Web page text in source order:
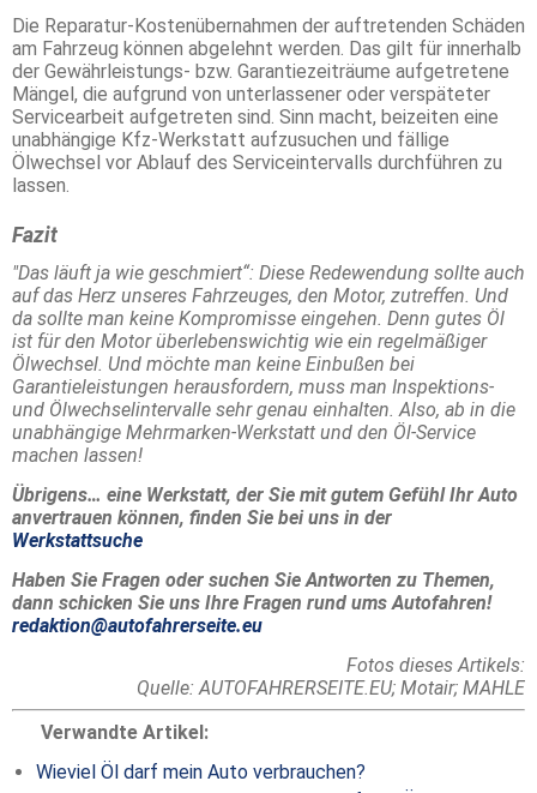
Die Reparatur-Kostenübernahmen der auftretenden Schäden
am Fahrzeug können abgelehnt werden. Das gilt für innerhalb
der Gewährleistungs- bzw. Garantiezeiträume aufgetretene
Mängel, die aufgrund von unterlassener oder verspäteter
Servicearbeit aufgetreten sind. Sinn macht, beizeiten eine
unabhängige Kfz-Werkstatt aufzusuchen und fällige
Ölwechsel vor Ablauf des Serviceintervalls durchführen zu
lassen.
Fazit
"Das läuft ja wie geschmiert“: Diese Redewendung sollte auch
auf das Herz unseres Fahrzeuges, den Motor, zutreffen. Und
da sollte man keine Kompromisse eingehen. Denn gutes Öl
ist für den Motor überlebenswichtig wie ein regelmäßiger
Ölwechsel. Und möchte man keine Einbußen bei
Garantieleistungen herausfordern, muss man Inspektions-
und Ölwechselintervalle sehr genau einhalten. Also, ab in die
unabhängige Mehrmarken-Werkstatt und den Öl-Service
machen lassen!
Übrigens… eine Werkstatt, der Sie mit gutem Gefühl Ihr Auto
anvertrauen können, finden Sie bei uns in der
Werkstattsuche
Haben Sie Fragen oder suchen Sie Antworten zu Themen,
dann schicken Sie uns Ihre Fragen rund ums Autofahren!
redaktion@autofahrerseite.eu
Fotos dieses Artikels:
Quelle: AUTOFAHRERSEITE.EU; Motair; MAHLE
Verwandte Artikel:
Wieviel Öl darf mein Auto verbrauchen?